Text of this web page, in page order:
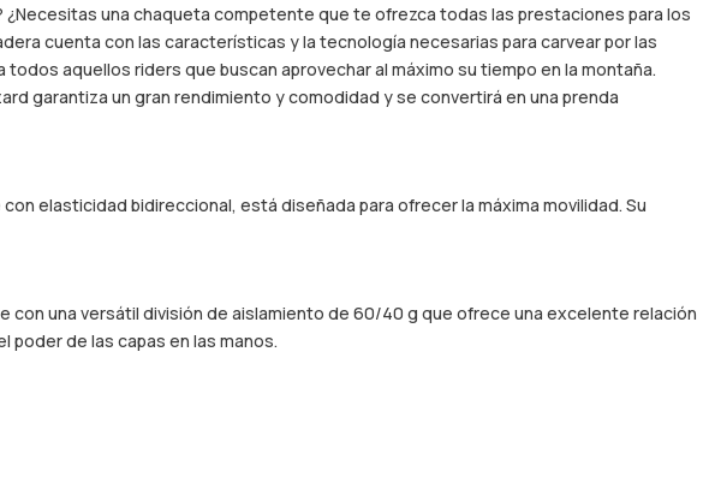
una chaqueta competente que te ofrezca todas las prestaciones para los
cuenta con las características y la tecnología necesarias para carvear por las
aquellos riders que buscan aprovechar al máximo su tiempo en la montaña.
garantiza un gran rendimiento y comodidad y se convertirá en una prenda
elasticidad bidireccional, está diseñada para ofrecer la máxima movilidad. Su
una versátil división de aislamiento de 60/40 g que ofrece una excelente relación
poder de las capas en las manos.